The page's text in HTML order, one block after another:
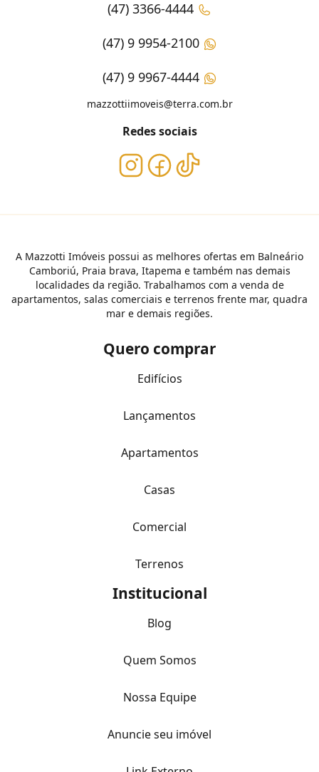
(47) 3366-4444
(47) 9 9954-2100
(47) 9 9967-4444
mazzottiimoveis@terra.com.br
Redes sociais
A Mazzotti Imóveis possui as melhores ofertas em Balneário
Camboriú, Praia brava, Itapema e também nas demais
localidades da região. Trabalhamos com a venda de
apartamentos, salas comerciais e terrenos frente mar, quadra
mar e demais regiões.
Quero comprar
Edifícios
Lançamentos
Apartamentos
Casas
Comercial
Terrenos
Institucional
Blog
Quem Somos
Nossa Equipe
Anuncie seu imóvel